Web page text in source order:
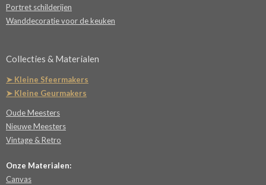
Portret schilderijen
Wanddecoratie voor de keuken
Collecties & Materialen
➤ Kleine Sfeermakers
➤ Kleine Geurmakers
Oude Meesters
Nieuwe Meesters
Vintage & Retro
Onze Materialen:
Canvas